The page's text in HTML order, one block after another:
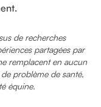
de recherches
partagées par
remplacent en aucun
problème de santé,
équine.